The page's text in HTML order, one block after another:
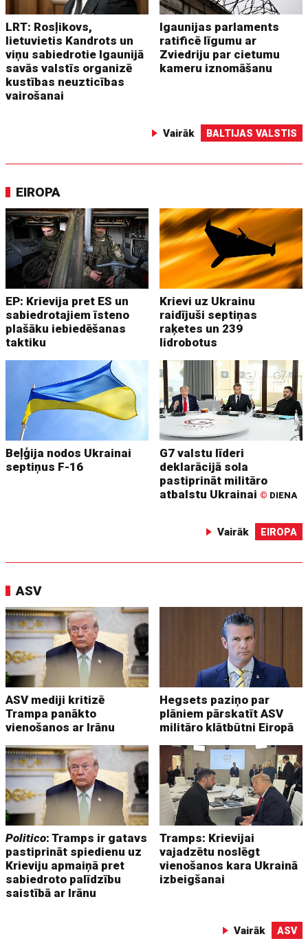
LRT: Rosļikovs,
lietuvietis Kandrots un
viņu sabiedrotie Igaunijā
savās valstīs organizē
kustības neuzticības
vairošanai
Igaunijas parlaments
ratificē līgumu ar
Zviedriju par cietumu
kameru iznomāšanu
Vairāk BALTIJAS VALSTIS
EIROPA
EP: Krievija pret ES un
sabiedrotajiem īsteno
plašāku iebiedēšanas
taktiku
Krievi uz Ukrainu
raidījuši septiņas
raķetes un 239
lidrobotus
Beļģija nodos Ukrainai
septiņus F-16
G7 valstu līderi
deklarācijā sola
pastiprināt militāro
atbalstu Ukrainai © DIENA
Vairāk EIROPA
ASV
ASV mediji kritizē
Trampa panākto
vienošanos ar Irānu
Hegsets paziņo par
plāniem pārskatīt ASV
militāro klātbūtni Eiropā
Politico: Tramps ir gatavs
pastiprināt spiedienu uz
Krieviju apmaiņā pret
sabiedroto palīdzību
saistībā ar Irānu
Tramps: Krievijai
vajadzētu noslēgt
vienošanos kara Ukrainā
izbeigšanai
Vairāk ASV